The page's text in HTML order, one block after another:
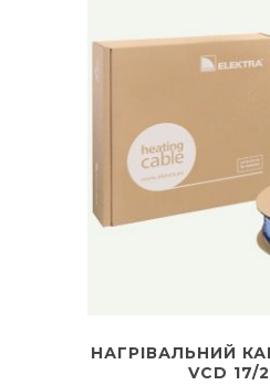
НАГРІВАЛЬНИЙ
VCD 17/